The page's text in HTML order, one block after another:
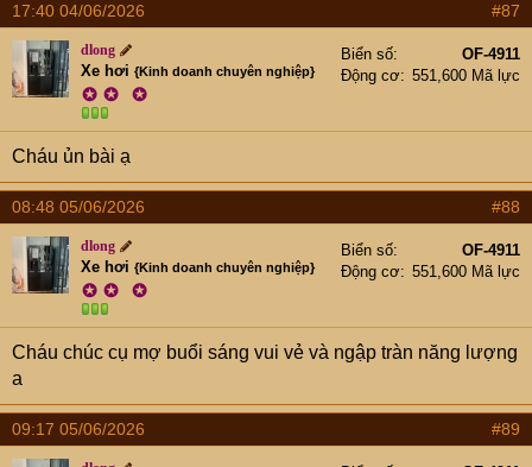
17:40 04/06/2026 #87
dlong
Xe hơi {Kinh doanh chuyên nghiệp}
✪ ✪ ✪
Biển số
OF-4911
Động cơ
551,600 Mã lực
Cháu ủn bài ạ
08:48 05/06/2026 #88
dlong
Xe hơi {Kinh doanh chuyên nghiệp}
✪ ✪ ✪
Biển số
OF-4911
Động cơ
551,600 Mã lực
Cháu chúc cụ mợ buổi sáng vui vẻ và ngập tràn năng lượng
a
09:17 05/06/2026 #89